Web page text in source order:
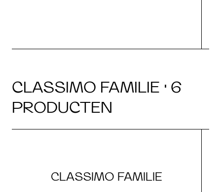
CLASSIMO FAMILIE · 6
PRODUCTEN
CLASSIMO FAMILIE